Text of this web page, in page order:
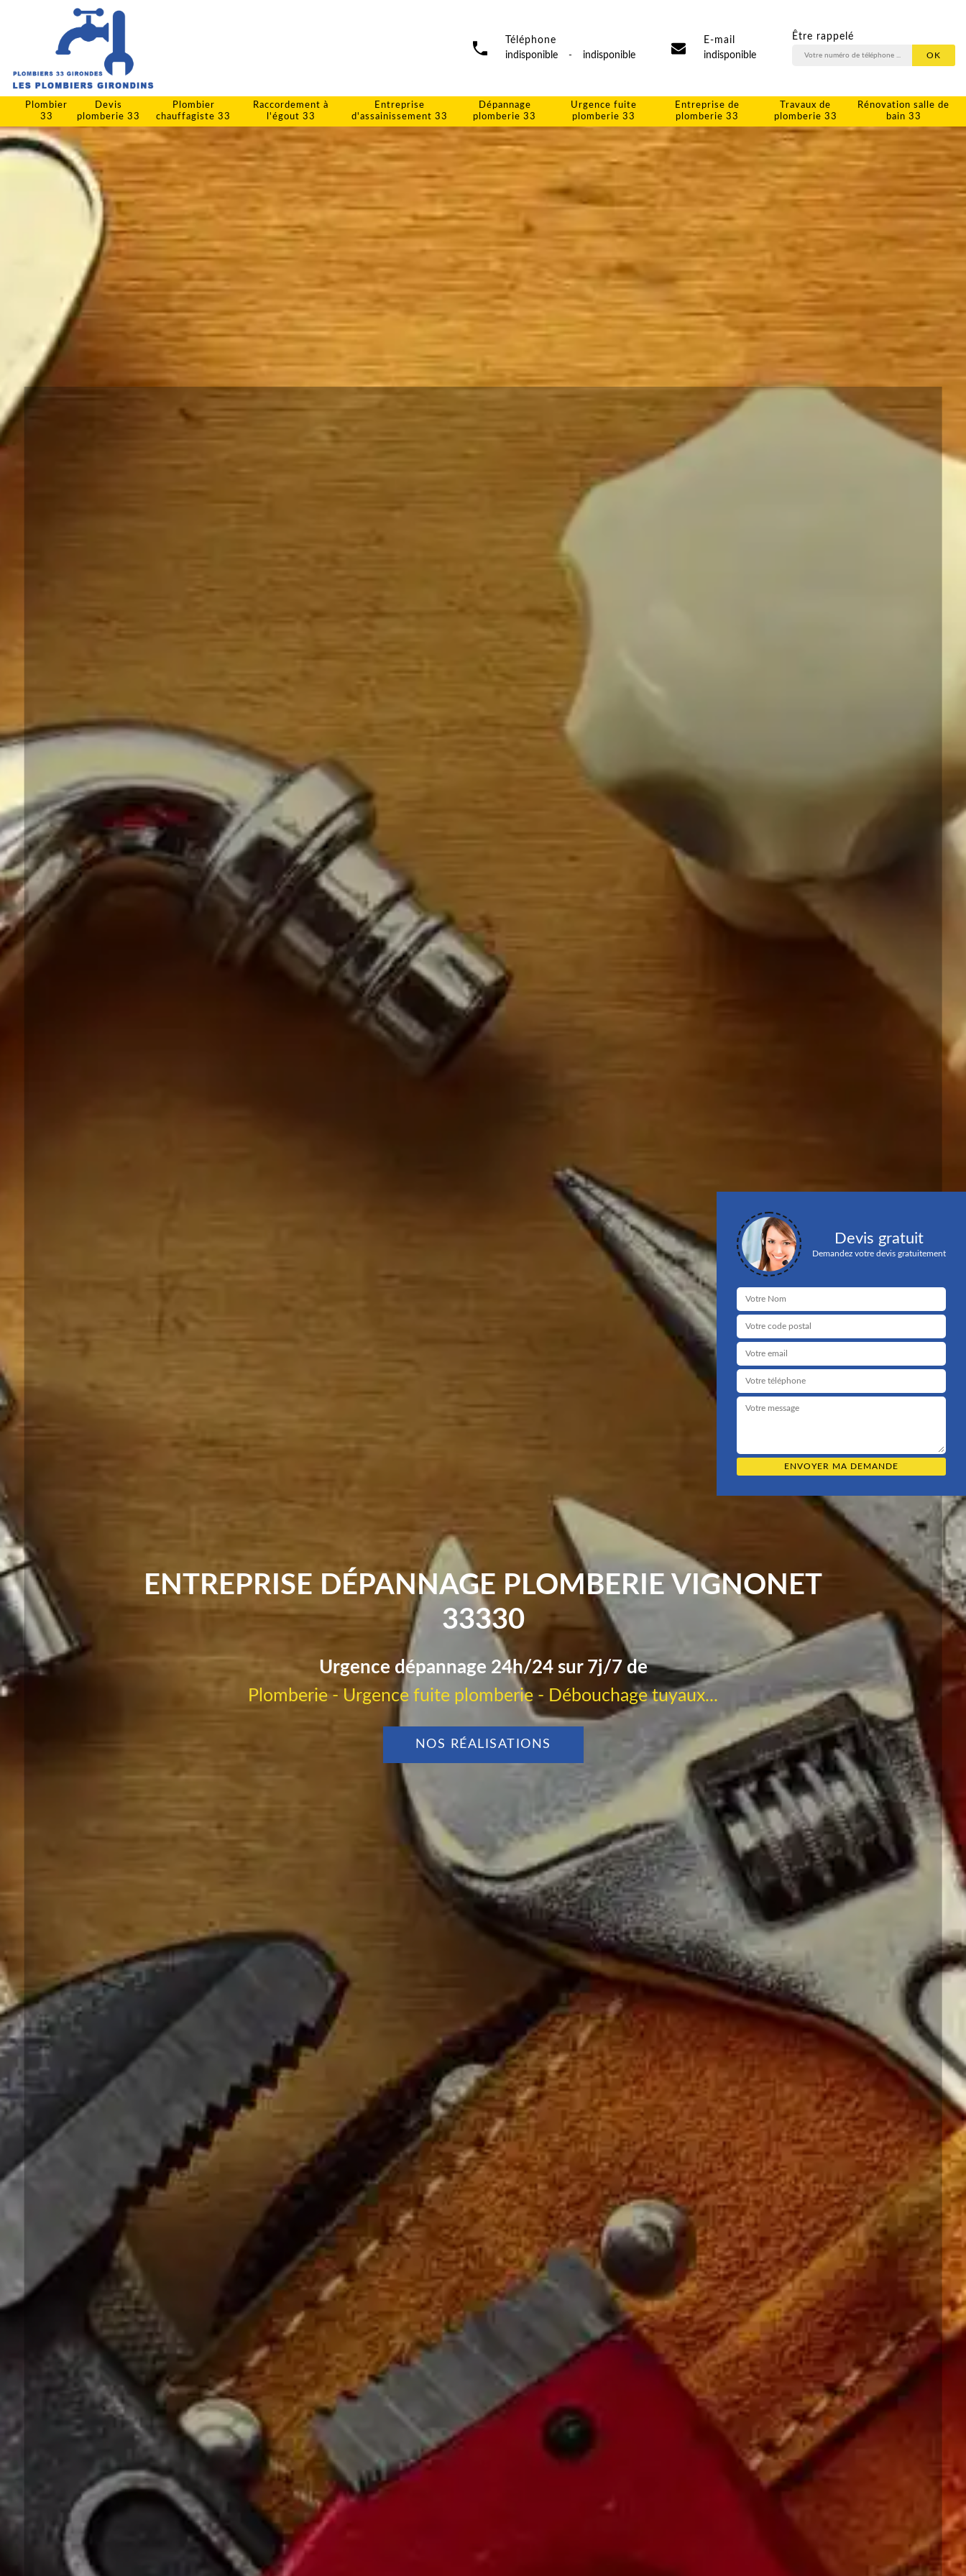
Téléphone
indisponible
- indisponible
E-mail
indisponible
Être rappelé
Plombier
33
Devis
plomberie 33
Plombier
chauffagiste 33
Raccordement à
l'égout 33
Entreprise
d'assainissement 33
Dépannage
plomberie 33
Urgence fuite
plomberie 33
Entreprise de
plomberie 33
Travaux de
plomberie 33
Rénovation salle de
bain 33
ENTREPRISE DÉPANNAGE PLOMBERIE VIGNONET
33330
Urgence dépannage 24h/24 sur 7j/7 de
Plomberie - Urgence fuite plomberie - Débouchage tuyaux...
NOS RÉALISATIONS
Devis gratuit
Demandez votre devis gratuitement